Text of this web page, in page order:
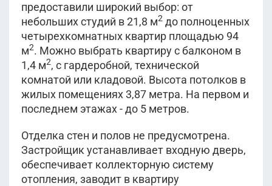
предоставили широкий выбор: от
небольших студий в 21,8 м2 до полноценных
четырехкомнатных квартир площадью 94
м2. Можно выбрать квартиру с балконом в
1,4 м2, с гардеробной, технической
комнатой или кладовой. Высота потолков в
жилых помещениях 3,87 метра. На первом и
последнем этажах - до 5 метров.
Отделка стен и полов не предусмотрена.
Застройщик устанавливает входную дверь,
обеспечивает коллекторную систему
отопления, заводит в квартиру